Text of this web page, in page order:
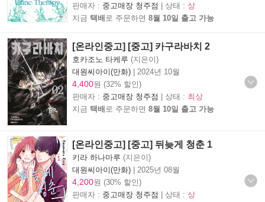
판매자 : 중고매장 청주점 | 상태 : 상
지금 택배 로 주문하면 8월 10일 출고 가능
[온라인중고] [중고] 카구라바치 2
호카조노 타케루 (지은이)
대원씨아이(만화)
2024년 10월
4,400원 (32% 할인)
판매자 : 중고매장 청주점 | 상태 : 최상
지금 택배 로 주문하면 8월 10일 출고 가능
[온라인중고] [중고] 뒤늦게 청춘 1
키라 하나마루 (지은이)
대원씨아이(만화)
2025년 08월
4,200원 (30% 할인)
판매자 : 중고매장 청주점 | 상태 : 상